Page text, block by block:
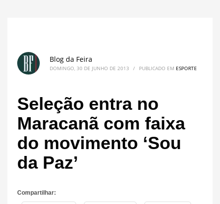
Blog da Feira
DOMINGO, 30 DE JUNHO DE 2013 / PUBLICADO EM ESPORTE
Seleção entra no
Maracanã com faixa
do movimento ‘Sou
da Paz’
Compartilhar: